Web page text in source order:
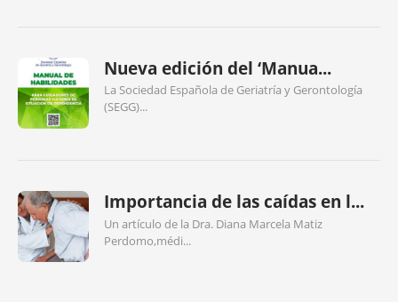
Nueva edición del ‘Manua...
La Sociedad Española de Geriatría y Gerontología
(SEGG)...
Importancia de las caídas en l...
Un artículo de la Dra. Diana Marcela Matiz
Perdomo,médi...